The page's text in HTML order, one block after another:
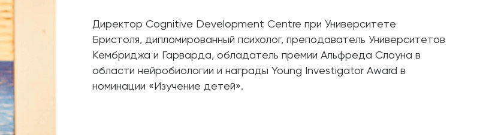
Директор Cognitive Development Centre при Университете
Бристоля, дипломированный психолог, преподаватель Университетов
Кембриджа и Гарварда, обладатель премии Альфреда Слоуна в
области нейробиологии и награды Young Investigator Award в
номинации «Изучение детей».